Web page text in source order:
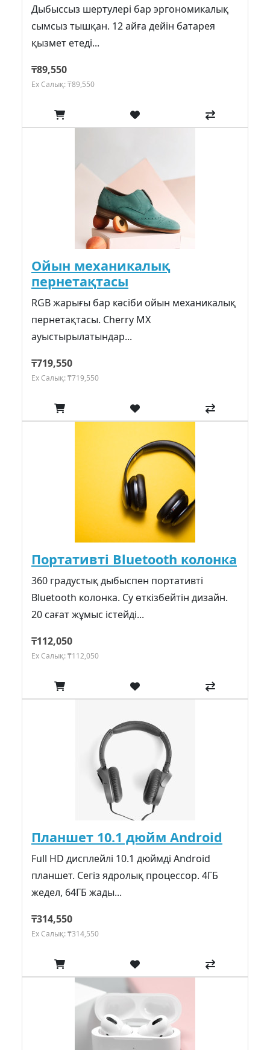
Дыбыссыз шертулері бар эргономикалық
сымсыз тышқан. 12 айға дейін батарея
қызмет етеді...
₸89,550
Ex Салық: ₸89,550
Ойын механикалық
пернетақтасы
RGB жарығы бар кәсіби ойын механикалық
пернетақтасы. Cherry MX
ауыстырылатындар...
₸719,550
Ex Салық: ₸719,550
Портативті Bluetooth колонка
360 градустық дыбыспен портативті
Bluetooth колонка. Су өткізбейтін дизайн.
20 сағат жұмыс істейді...
₸112,050
Ex Салық: ₸112,050
Планшет 10.1 дюйм Android
Full HD дисплейлі 10.1 дюймді Android
планшет. Сегіз ядролық процессор. 4ГБ
жедел, 64ГБ жады...
₸314,550
Ex Салық: ₸314,550